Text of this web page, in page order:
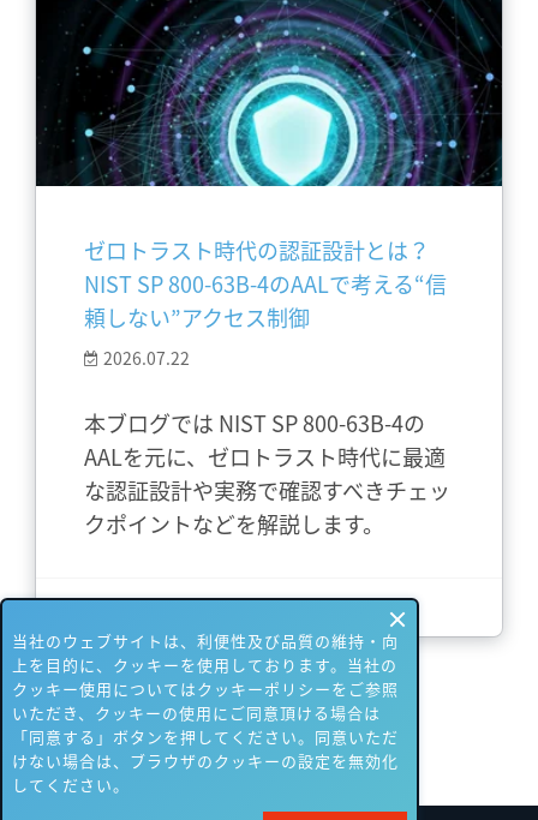
ゼロトラスト時代の認証設計とは？
NIST SP 800-63B-4のAALで考える“信
頼しない”アクセス制御
2026.07.22
本ブログでは NIST SP 800-63B-4の
AALを元に、ゼロトラスト時代に最適
な認証設計や実務で確認すべきチェッ
クポイントなどを解説します。
さらに詳しく
当社のウェブサイトは、利便性及び品質の維持・向
上を目的に、クッキーを使用しております。当社の
クッキー使用についてはクッキーポリシーをご参照
いただき、クッキーの使用にご同意頂ける場合は
「同意する」ボタンを押してください。同意いただ
けない場合は、ブラウザのクッキーの設定を無効化
してください。